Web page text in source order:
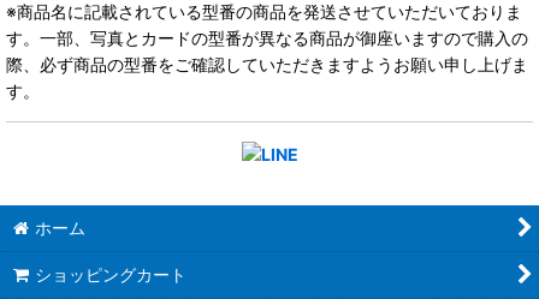
※商品名に記載されている型番の商品を発送させていただいておりま
す。一部、写真とカードの型番が異なる商品が御座いますので購入の
際、必ず商品の型番をご確認していただきますようお願い申し上げま
す。
ホーム
ショッピングカート